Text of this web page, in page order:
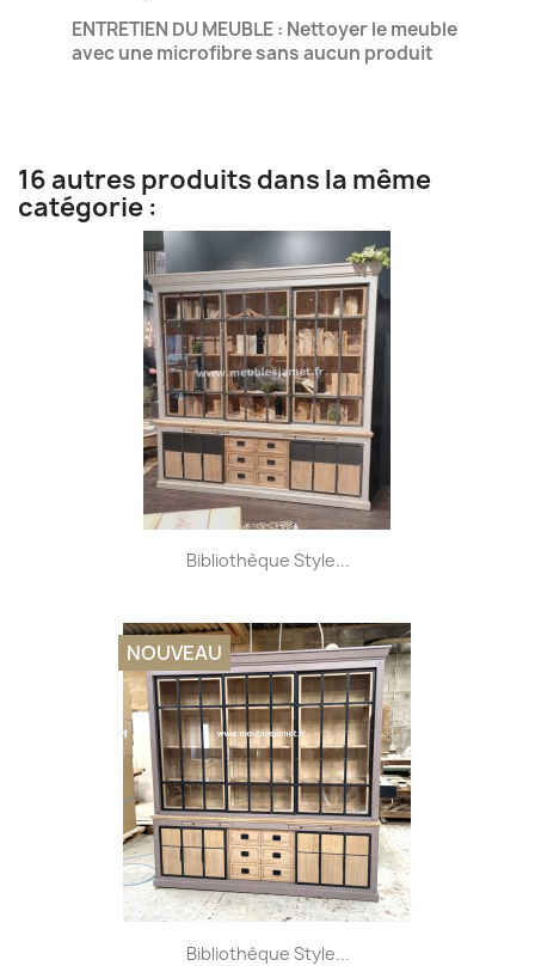
ENTRETIEN DU MEUBLE : Nettoyer le meuble
avec une microfibre sans aucun produit
16 autres produits dans la même
catégorie :
Bibliothèque Style...
Bibliothèque Style...
NOUVEAU